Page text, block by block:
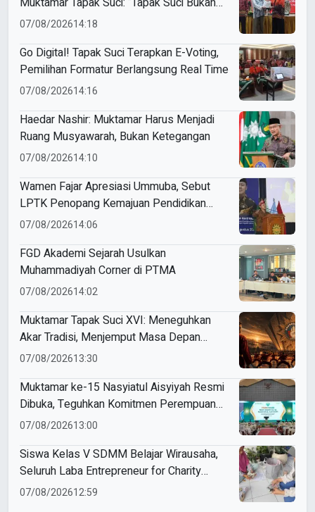
Organisasi Ko Ping Ho dan Dracin”
07/08/202614:18
Go Digital! Tapak Suci Terapkan E-Voting,
Pemilihan Formatur Berlangsung Real Time
07/08/202614:16
Haedar Nashir: Muktamar Harus Menjadi
Ruang Musyawarah, Bukan Ketegangan
07/08/202614:10
Wamen Fajar Apresiasi Ummuba, Sebut
LPTK Penopang Kemajuan Pendidikan
Indonesia
07/08/202614:06
FGD Akademi Sejarah Usulkan
Muhammadiyah Corner di PTMA
07/08/202614:02
Muktamar Tapak Suci XVI: Meneguhkan
Akar Tradisi, Menjemput Masa Depan
Mendunia
07/08/202613:30
Muktamar ke-15 Nasyiatul Aisyiyah Resmi
Dibuka, Teguhkan Komitmen Perempuan
Muda Berkemajuan
07/08/202613:00
Siswa Kelas V SDMM Belajar Wirausaha,
Seluruh Laba Entrepreneur for Charity
Didonasikan
07/08/202612:59